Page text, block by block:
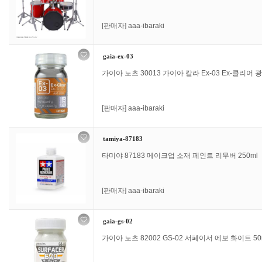
[판매자] aaa-ibaraki
gaia-ex-03
가이아 노츠 30013 가이아 칼라 Ex-03 Ex-클리어
[판매자] aaa-ibaraki
tamiya-87183
타미야 87183 메이크업 소재 페인트 리무버 250ml
[판매자] aaa-ibaraki
gaia-gs-02
가이아 노츠 82002 GS-02 서페이서 에보 화이트